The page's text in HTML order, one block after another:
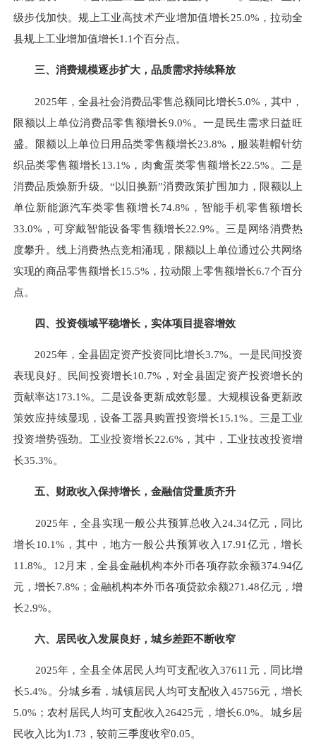
级步伐加快。规上工业高技术产业增加值增长25.0%，拉动全
县规上工业增加值增长1.1个百分点。
三、消费规模逐步扩大，品质需求持续释放
2025年，全县社会消费品零售总额同比增长5.0%，其中，
限额以上单位消费品零售额增长9.0%。一是民生需求日益旺
盛。限额以上单位日用品类零售额增长23.8%，服装鞋帽针纺
织品类零售额增长13.1%，肉禽蛋类零售额增长22.5%。二是
消费品质焕新升级。“以旧换新”消费政策扩围加力，限额以上
单位新能源汽车类零售额增长74.8%，智能手机零售额增长
33.0%，可穿戴智能设备零售额增长22.9%。三是网络消费热
度攀升。线上消费热点竞相涌现，限额以上单位通过公共网络
实现的商品零售额增长15.5%，拉动限上零售额增长6.7个百分
点。
四、投资领域平稳增长，实体项目提容增效
2025年，全县固定资产投资同比增长3.7%。一是民间投资
表现良好。民间投资增长10.7%，对全县固定资产投资增长的
贡献率达173.1%。二是设备更新成效彰显。大规模设备更新政
策效应持续显现，设备工器具购置投资增长15.1%。三是工业
投资增势强劲。工业投资增长22.6%，其中，工业技改投资增
长35.3%。
五、财政收入保持增长，金融信贷量质齐升
2025年，全县实现一般公共预算总收入24.34亿元，同比
增长10.1%，其中，地方一般公共预算收入17.91亿元，增长
11.8%。12月末，全县金融机构本外币各项存款余额374.94亿
元，增长7.8%；金融机构本外币各项贷款余额271.48亿元，增
长2.9%。
六、居民收入发展良好，城乡差距不断收窄
2025年，全县全体居民人均可支配收入37611元，同比增
长5.4%。分城乡看，城镇居民人均可支配收入45756元，增长
5.0%；农村居民人均可支配收入26425元，增长6.0%。城乡居
民收入比为1.73，较前三季度收窄0.05。